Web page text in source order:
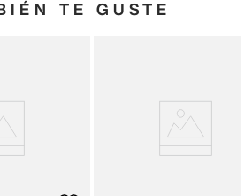
TE GUSTE